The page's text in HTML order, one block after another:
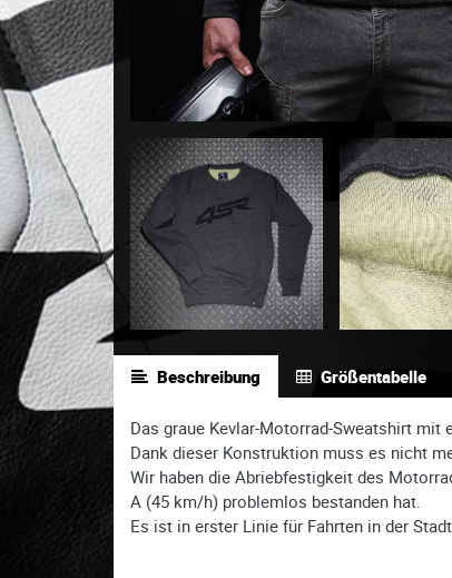
Beschreibung Größentabelle
Das graue Kevlar-Motorrad-Sweatshirt mit
Dank dieser Konstruktion muss es nicht
Wir haben die Abriebfestigkeit des
A (45 km/h) problemlos bestanden hat.
Es ist in erster Linie für Fahrten in der